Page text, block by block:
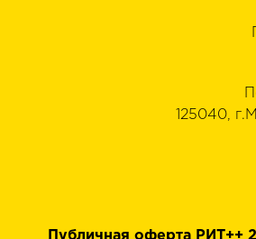
125040,
Публичная оферта РИТ++